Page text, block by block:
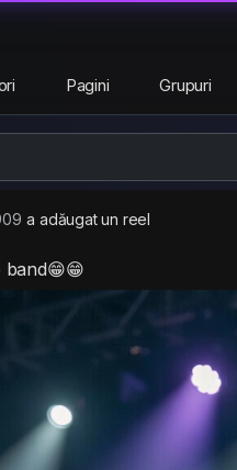
Pagini Grupuri
a adăugat un reel
band😁😁